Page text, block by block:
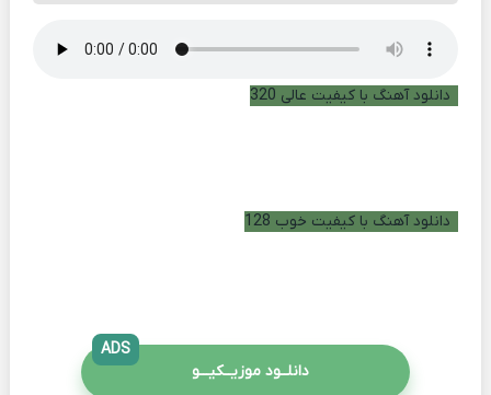
دانلود آهنگ با کیفیت عالی 320
دانلود آهنگ با کیفیت خوب 128
دانلــود موزیــکیـــو
ADS